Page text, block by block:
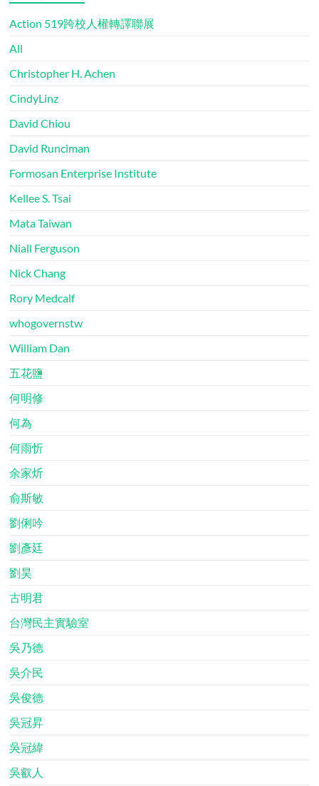
Action 519跨校人權轉譯聯展
All
Christopher H. Achen
CindyLinz
David Chiou
David Runciman
Formosan Enterprise Institute
Kellee S. Tsai
Mata Taiwan
Niall Ferguson
Nick Chang
Rory Medcalf
whogovernstw
William Dan
五花鹽
何明修
何為
何雨忻
余家炘
俞斯敏
劉俐吟
劉彥廷
劉昊
古明君
台灣民主實驗室
吳乃德
吳介民
吳俊德
吳冠昇
吳冠緯
吳叡人